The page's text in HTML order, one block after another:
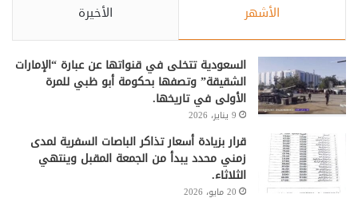
الأشهر الأخيرة
السعودية تتخلى في قنواتها عن عبارة “الإمارات
الشقيقة” وتصفها بحكومة أبو ظبي للمرة
الأولى في تاريخها.
9 يناير، 2026
قرار بزيادة أسعار تذاكر الباصات السفرية لمدى
زمني محدد يبدأ من الجمعة المقبل وينتهي
الثلاثاء.
20 مايو، 2026